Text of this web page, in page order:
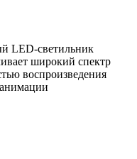
LED-светильник
широкий спектр
воспроизведения